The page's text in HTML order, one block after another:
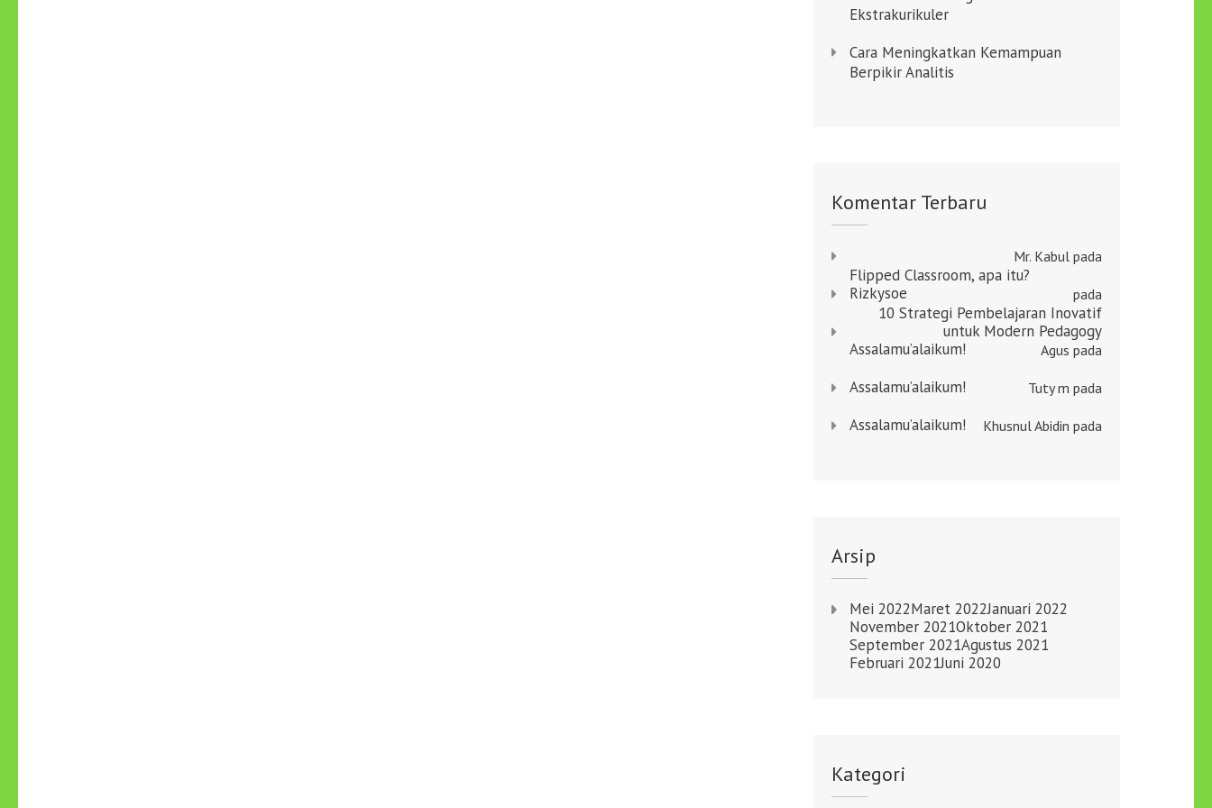
Ekstrakurikuler
Cara Meningkatkan Kemampuan
Berpikir Analitis
Komentar Terbaru
Mr. Kabulpada
Flipped Classroom, apa itu?
Rizkysoe
pada
10 Strategi Pembelajaran Inovatif
untuk Modern Pedagogy
Agus pada
Assalamu’alaikum!
Tuty m pada
Assalamu’alaikum!
Khusnul Abidin pada
Assalamu’alaikum!
Arsip
Mei 2022Maret 2022Januari 2022
November 2021Oktober 2021
September 2021Agustus 2021
Februari 2021Juni 2020
Kategori